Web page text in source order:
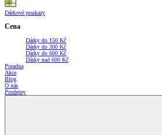
Dárkové poukazy
Cena
Dárky do 150 Kč
Dárky do 300 Kč
Dárky do 600 Kč
Dárky nad 600 Kč
Poradna
Akce
Blog
O nás
Prodejny